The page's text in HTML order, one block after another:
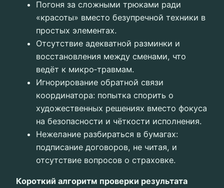
Погоня за сложными трюками ради
«красоты» вместо безупречной техники в
простых элементах.
Отсутствие адекватной разминки и
восстановления между сменами, что
ведёт к микро‑травмам.
Игнорирование обратной связи
координатора: попытка спорить о
художественных решениях вместо фокуса
на безопасности и чёткости исполнения.
Нежелание разбираться в бумагах:
подписание договоров, не читая, и
отсутствие вопросов о страховке.
Короткий алгоритм проверки результата